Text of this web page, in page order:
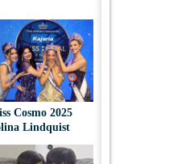
Cosmo 2025
Lindquist
du’ Nepal, tìm
diện mới tranh